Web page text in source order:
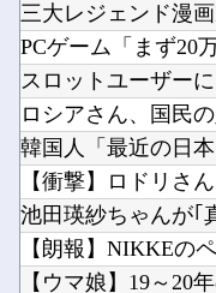
三大レジェンド漫
ロシアさん、国民